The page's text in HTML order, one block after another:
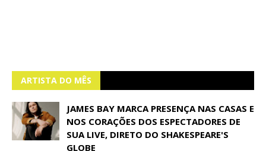
ARTISTA DO MÊS
JAMES BAY MARCA PRESENÇA NAS CASAS E
NOS CORAÇÕES DOS ESPECTADORES DE
SUA LIVE, DIRETO DO SHAKESPEARE'S
GLOBE